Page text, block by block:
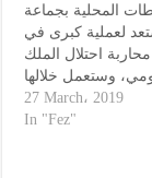
المحلية بجماعة
لعملية كبرى في
محاربة احتلال الملك
وستعمل خلالها
شارع لالة مريم،
محمد الخامس بفاس
27 March، 2019
In "Fez"